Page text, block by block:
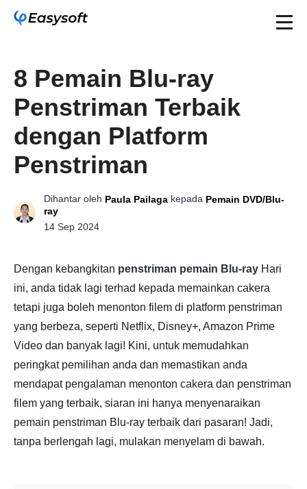
8 Pemain Blu-ray
Penstriman Terbaik
dengan Platform
Penstriman
Dihantar oleh Paula Pailaga kepada Pemain DVD/Blu-
ray
14 Sep 2024
Dengan kebangkitan penstriman pemain Blu-ray Hari
ini, anda tidak lagi terhad kepada memainkan cakera
tetapi juga boleh menonton filem di platform penstriman
yang berbeza, seperti Netflix, Disney+, Amazon Prime
Video dan banyak lagi! Kini, untuk memudahkan
peringkat pemilihan anda dan memastikan anda
mendapat pengalaman menonton cakera dan penstriman
filem yang terbaik, siaran ini hanya menyenaraikan
pemain penstriman Blu-ray terbaik dari pasaran! Jadi,
tanpa berlengah lagi, mulakan menyelam di bawah.